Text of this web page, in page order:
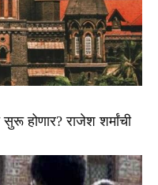
होणार? राजेश शर्मांची